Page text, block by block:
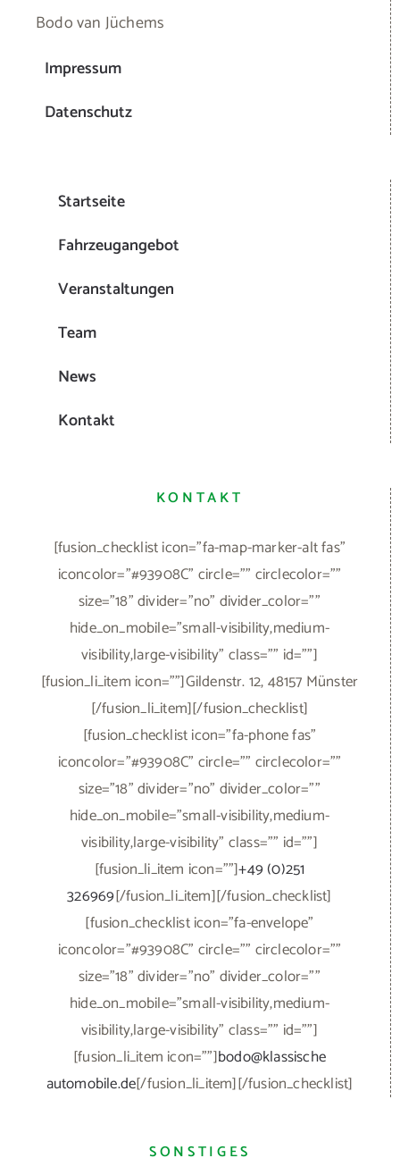
Bodo van Jüchems
Impressum
Datenschutz
Startseite
Fahrzeugangebot
Veranstaltungen
Team
News
Kontakt
KONTAKT
[fusion_checklist icon="fa-map-marker-alt fas"
iconcolor="#93908C" circle="" circlecolor=""
size="18" divider="no" divider_color=""
hide_on_mobile="small-visibility,medium-
visibility,large-visibility" class="" id=""]
[fusion_li_item icon=""]Gildenstr. 12, 48157 Münster
[/fusion_li_item][/fusion_checklist]
[fusion_checklist icon="fa-phone fas"
iconcolor="#93908C" circle="" circlecolor=""
size="18" divider="no" divider_color=""
hide_on_mobile="small-visibility,medium-
visibility,large-visibility" class="" id=""]
[fusion_li_item icon=""]+49 (0)251
326969[/fusion_li_item][/fusion_checklist]
[fusion_checklist icon="fa-envelope"
iconcolor="#93908C" circle="" circlecolor=""
size="18" divider="no" divider_color=""
hide_on_mobile="small-visibility,medium-
visibility,large-visibility" class="" id=""]
[fusion_li_item icon=""]bodo@klassische
automobile.de[/fusion_li_item][/fusion_checklist]
SONSTIGES